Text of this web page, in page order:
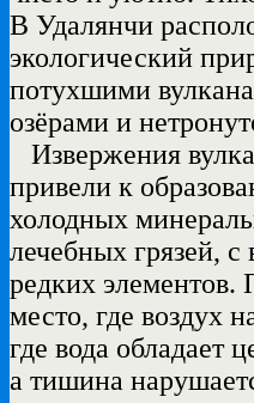
В Удалянчи
экологический
потухшими
озёрами и
Извержения
привели к
холодных
лечебных грязей,
редких элементов.
место, где воздух
где вода обладает
а тишина